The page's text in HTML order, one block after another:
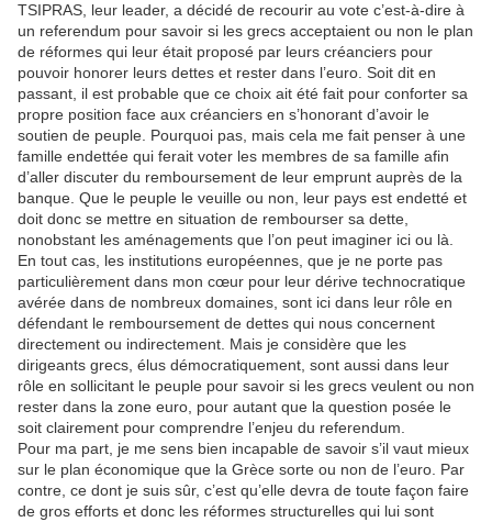
TSIPRAS, leur leader, a décidé de recourir au vote c’est-à-dire à
un referendum pour savoir si les grecs acceptaient ou non le plan
de réformes qui leur était proposé par leurs créanciers pour
pouvoir honorer leurs dettes et rester dans l’euro. Soit dit en
passant, il est probable que ce choix ait été fait pour conforter sa
propre position face aux créanciers en s’honorant d’avoir le
soutien de peuple. Pourquoi pas, mais cela me fait penser à une
famille endettée qui ferait voter les membres de sa famille afin
d’aller discuter du remboursement de leur emprunt auprès de la
banque. Que le peuple le veuille ou non, leur pays est endetté et
doit donc se mettre en situation de rembourser sa dette,
nonobstant les aménagements que l’on peut imaginer ici ou là.
En tout cas, les institutions européennes, que je ne porte pas
particulièrement dans mon cœur pour leur dérive technocratique
avérée dans de nombreux domaines, sont ici dans leur rôle en
défendant le remboursement de dettes qui nous concernent
directement ou indirectement. Mais je considère que les
dirigeants grecs, élus démocratiquement, sont aussi dans leur
rôle en sollicitant le peuple pour savoir si les grecs veulent ou non
rester dans la zone euro, pour autant que la question posée le
soit clairement pour comprendre l’enjeu du referendum.
Pour ma part, je me sens bien incapable de savoir s’il vaut mieux
sur le plan économique que la Grèce sorte ou non de l’euro. Par
contre, ce dont je suis sûr, c’est qu’elle devra de toute façon faire
de gros efforts et donc les réformes structurelles qui lui sont